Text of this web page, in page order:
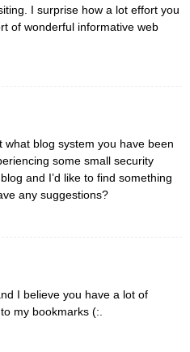
I surprise how a lot effort you
of wonderful informative web
what blog system you have been
some small security
and I’d like to find something
any suggestions?
I believe you have a lot of
my bookmarks (:.